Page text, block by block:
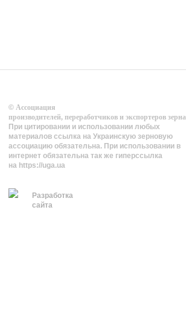
© Ассоциация
производителей, переработчиков и экспортеров зерна
При цитировании и использовании любых
материалов ссылка на Украинскую зерновую
ассоциацию обязательна. При использовании в
интернет обязательна так же гиперссылка
на https://uga.ua
Разработка
сайта